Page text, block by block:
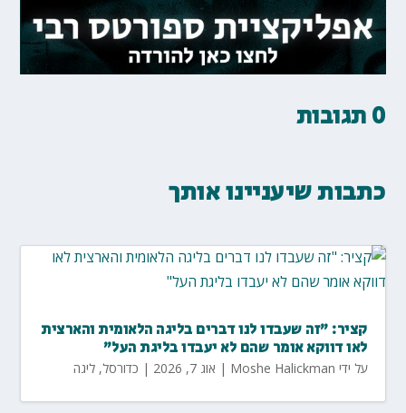
0 תגובות
כתבות שיעניינו אותך
קציר: "זה שעבדו לנו דברים בליגה הלאומית והארצית
לאו דווקא אומר שהם לא יעבדו בליגת העל"
על ידי Moshe Halickman
| אוג 7, 2026 | כדורסל,ליגה